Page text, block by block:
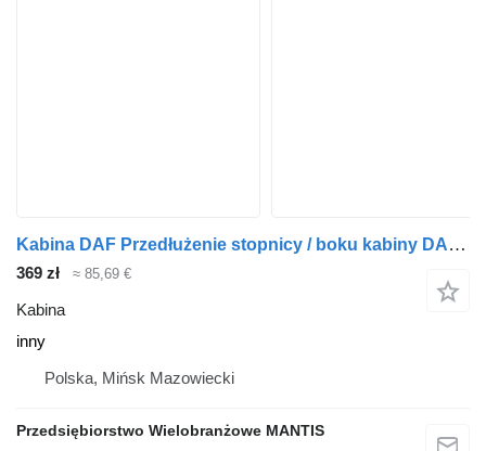
Kabina DAF Przedłużenie stopnicy / boku kabiny DAF CF PRAWE inny do ciągnika siodłowego
369 zł ≈ 85,69 €
Kabina
inny
Polska, Mińsk Mazowiecki
Przedsiębiorstwo Wielobranżowe MANTIS